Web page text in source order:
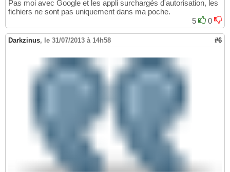
Pas moi avec Google et les appli surchargés d'autorisation, les
fichiers ne sont pas uniquement dans ma poche.
5
0
Darkzinus, le 31/07/2013 à 14h58 #6